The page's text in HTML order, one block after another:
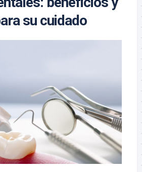
su cuidado